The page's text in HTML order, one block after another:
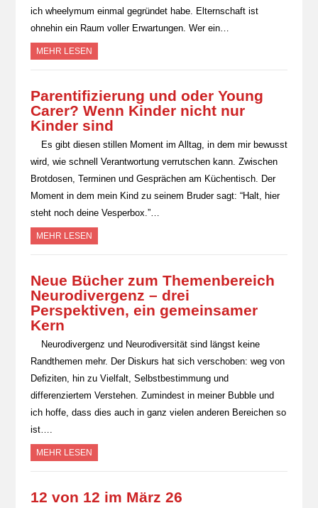
ich wheelymum einmal gegründet habe. Elternschaft ist
ohnehin ein Raum voller Erwartungen. Wer ein…
MEHR LESEN
Parentifizierung und oder Young
Carer? Wenn Kinder nicht nur
Kinder sind
Es gibt diesen stillen Moment im Alltag, in dem mir bewusst
wird, wie schnell Verantwortung verrutschen kann. Zwischen
Brotdosen, Terminen und Gesprächen am Küchentisch. Der
Moment in dem mein Kind zu seinem Bruder sagt: “Halt, hier
steht noch deine Vesperbox.”…
MEHR LESEN
Neue Bücher zum Themenbereich
Neurodivergenz – drei
Perspektiven, ein gemeinsamer
Kern
Neurodivergenz und Neurodiversität sind längst keine
Randthemen mehr. Der Diskurs hat sich verschoben: weg von
Defiziten, hin zu Vielfalt, Selbstbestimmung und
differenziertem Verstehen. Zumindest in meiner Bubble und
ich hoffe, dass dies auch in ganz vielen anderen Bereichen so
ist….
MEHR LESEN
12 von 12 im März 26